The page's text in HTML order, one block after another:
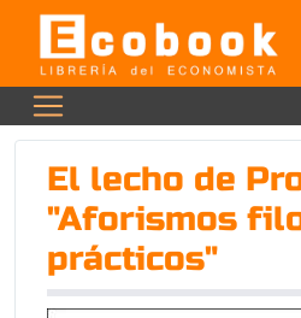
El lecho de
"Aforismos
prácticos"